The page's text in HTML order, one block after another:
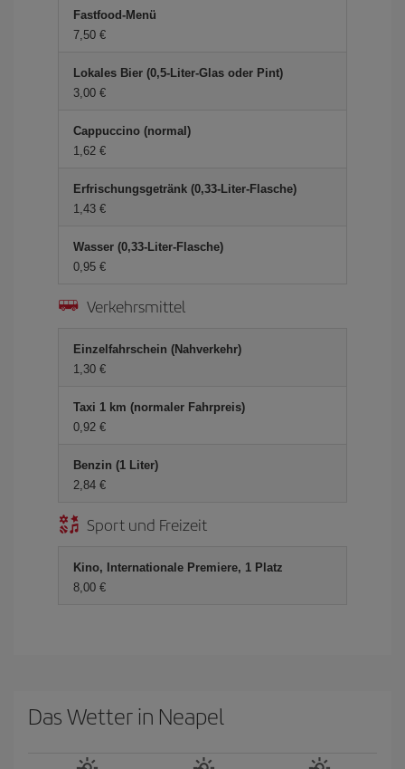
Fastfood-Menü
7,50 €
Lokales Bier (0,5-Liter-Glas oder Pint)
3,00 €
Cappuccino (normal)
1,62 €
Erfrischungsgetränk (0,33-Liter-Flasche)
1,43 €
Wasser (0,33-Liter-Flasche)
0,95 €
Verkehrsmittel
Einzelfahrschein (Nahverkehr)
1,30 €
Taxi 1 km (normaler Fahrpreis)
0,92 €
Benzin (1 Liter)
2,84 €
Sport und Freizeit
Kino, Internationale Premiere, 1 Platz
8,00 €
Das Wetter in Neapel